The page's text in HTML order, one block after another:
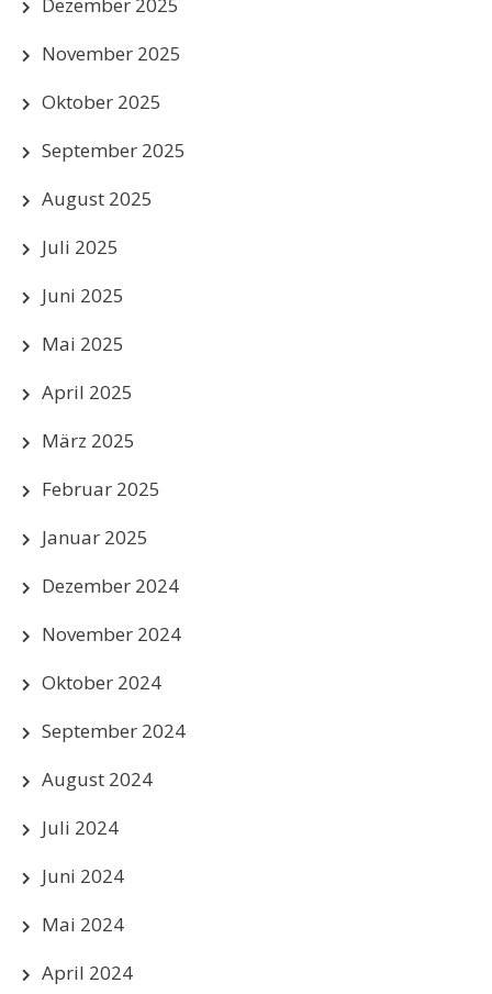
November 2025
Oktober 2025
September 2025
August 2025
Juli 2025
Juni 2025
Mai 2025
April 2025
März 2025
Februar 2025
Januar 2025
Dezember 2024
November 2024
Oktober 2024
September 2024
August 2024
Juli 2024
Juni 2024
Mai 2024
April 2024